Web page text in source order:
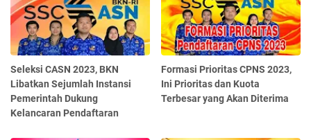
Seleksi CASN 2023, BKN
Libatkan Sejumlah Instansi
Pemerintah Dukung
Kelancaran Pendaftaran
Formasi Prioritas CPNS 2023,
Ini Prioritas dan Kuota
Terbesar yang Akan Diterima